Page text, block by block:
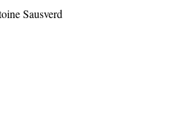
Sausverd